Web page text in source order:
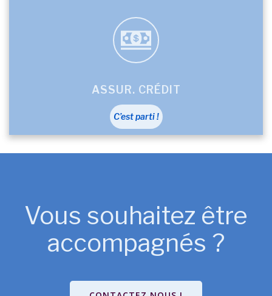
ASSUR. CRÉDIT
C’est parti !
Vous souhaitez être
accompagnés ?